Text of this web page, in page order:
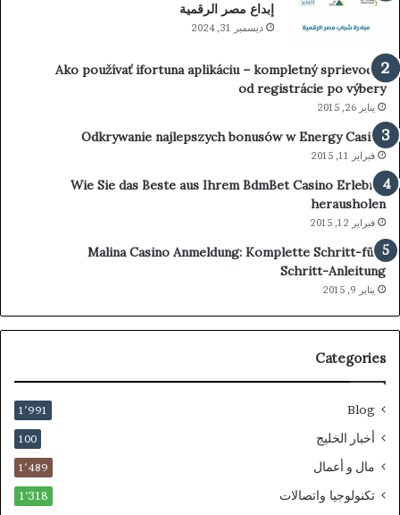
إبداع مصر الرقمية
ديسمبر 31, 2024
Ako používať ifortuna aplikáciu – kompletný sprievodca
od registrácie po výbery
يناير 26, 2015
Odkrywanie najlepszych bonusów w Energy Casino
فبراير 11, 2015
Wie Sie das Beste aus Ihrem BdmBet Casino Erlebnis
herausholen
فبراير 12, 2015
Malina Casino Anmeldung: Komplette Schritt-für-
Schritt-Anleitung
يناير 9, 2015
Categories
Blog 1٬991
أخبار الخليج 100
مال و أعمال 1٬489
تكنولوجيا واتصالات 1٬318